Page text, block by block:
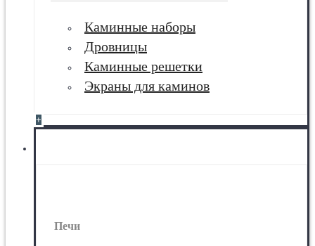
Каминные наборы
Дровницы
Каминные решетки
Экраны для каминов
+
Печи